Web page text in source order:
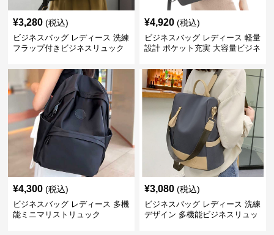
¥3,280 (税込)
ビジネスバッグ レディース 洗練
フラップ付きビジネスリュック
¥4,920 (税込)
ビジネスバッグ レディース 軽量
設計 ポケット充実 大容量ビジネ
¥4,300 (税込)
ビジネスバッグ レディース 多機
能ミニマリストリュック
¥3,080 (税込)
ビジネスバッグ レディース 洗練
デザイン 多機能ビジネスリュッ